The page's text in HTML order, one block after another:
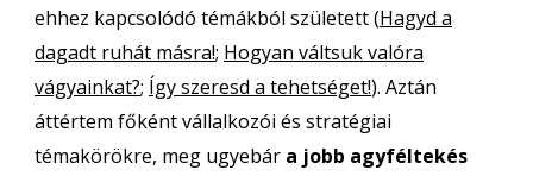
ehhez kapcsolódó témákból született (Hagyd a
dagadt ruhát másra!; Hogyan váltsuk valóra
vágyainkat?; Így szeresd a tehetséget!). Aztán
áttértem főként vállalkozói és stratégiai
témakörökre, meg ugyebár a jobb agyféltekés